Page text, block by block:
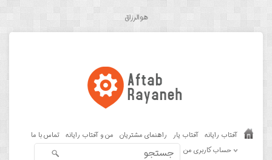
هوالرزاق
آفتاب رایانه آفتاب یار راهنمای مشتریان من و آفتاب رایانه تماس با ما
حساب کاربری من